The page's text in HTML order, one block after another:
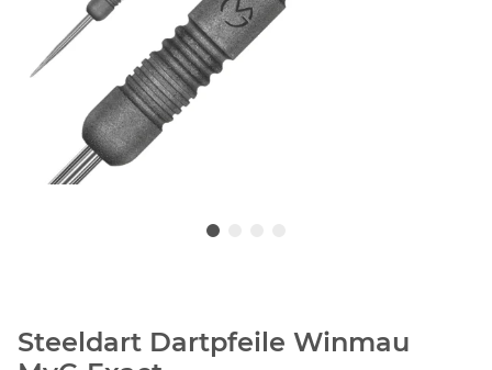
Steeldart Dartpfeile Winmau